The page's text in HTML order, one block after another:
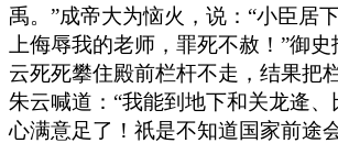
禹。”成帝大为恼火，说：“小臣居
上侮辱我的老师，罪死不赦！”御
云死死攀住殿前栏杆不走，结果把
朱云喊道：“我能到地下和关龙逄
心满意足了！祇是不知道国家前途